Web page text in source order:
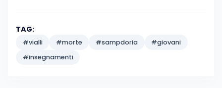
TAG:
#vialli #morte #sampdoria
#giovani
#insegnamenti